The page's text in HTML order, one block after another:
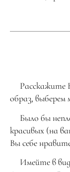
Расскажите
образ, выберем
Было бы
красивых (на
Вы себе
Имейте в